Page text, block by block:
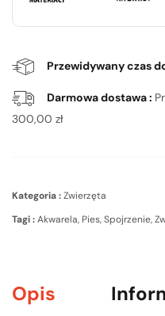
Przewidywany czas
Darmowa dostawa :
300,00 zł
Kategoria :Zwierzęta
Tagi :Akwarela, Pies,Spojrzenie,
Opis